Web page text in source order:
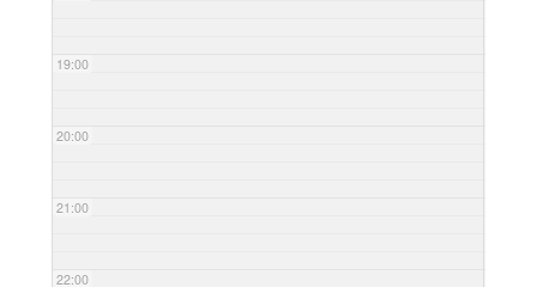
19:00
20:00
21:00
22:00